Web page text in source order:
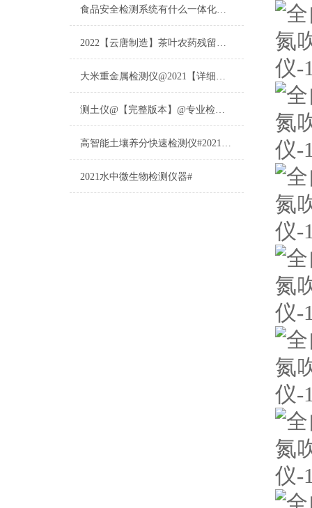
食品安全检测系统有什么一体化配置·2023仪器仪表推荐·山东云唐
2022【云唐制造】茶叶农药残留检测仪多少钱一台@山东云唐仪器仪表制造
大米重金属检测仪@2021【详细版本】@专业检测大米重金属仪器仪表
测土仪@【完整版本】@专业检测土壤的仪器仪表
高智能土壤养分快速检测仪#2021【土壤养分检测专用仪器仪表】
2021水中微生物检测仪器#